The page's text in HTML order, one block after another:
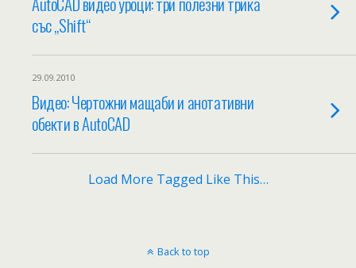
със „Shift“
29.09.2010
Видео: Чертожни мащаби и анотативни
обекти в AutoCAD
Load More Tagged Like This…
Back to top